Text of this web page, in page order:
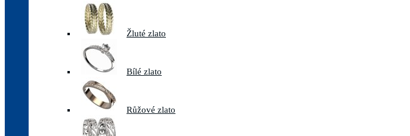
Žluté zlato
Bílé zlato
Růžové zlato